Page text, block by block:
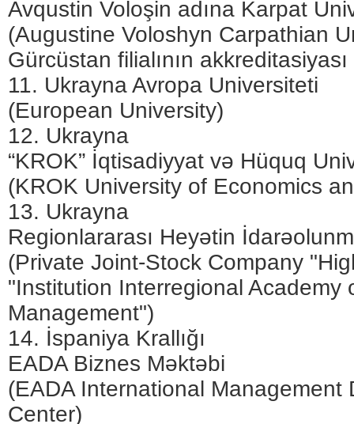
Avqustin Voloşin adına Karpat
(Augustine Voloshyn Carpathian
Gürcüstan filialının
11. Ukrayna Avropa Universiteti
(European University)
12. Ukrayna
“KROK” İqtisadiyyat və Hüquq
(KROK University of Economics
13. Ukrayna
Regionlararası Heyətin
(Private Joint-Stock Company
"Institution Interregional Academy
Management")
14. İspaniya Krallığı
EADA Biznes Məktəbi
(EADA International Management
Center)